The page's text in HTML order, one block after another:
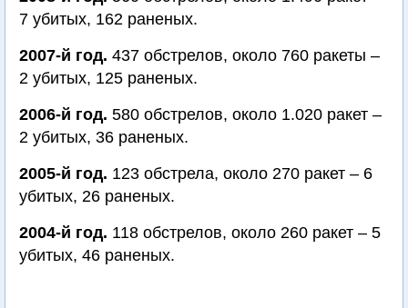
7 убитых, 162 раненых.
2007-й год. 437 обстрелов, около 760 ракеты –
2 убитых, 125 раненых.
2006-й год. 580 обстрелов, около 1.020 ракет –
2 убитых, 36 раненых.
2005-й год. 123 обстрела, около 270 ракет – 6
убитых, 26 раненых.
2004-й год. 118 обстрелов, около 260 ракет – 5
убитых, 46 раненых.